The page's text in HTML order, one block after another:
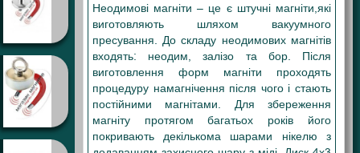
Неодимові магніти – це є штучні магніти,які
виготовляють шляхом вакуумного
пресування. До складу неодимових магнітів
входять: неодим, залізо та бор. Після
виготовлення форм магніти проходять
процедуру намагнічення після чого і стають
постійними магнітами. Для збереження
магніту протягом багатьох років його
покривають декількома шарами нікелю з